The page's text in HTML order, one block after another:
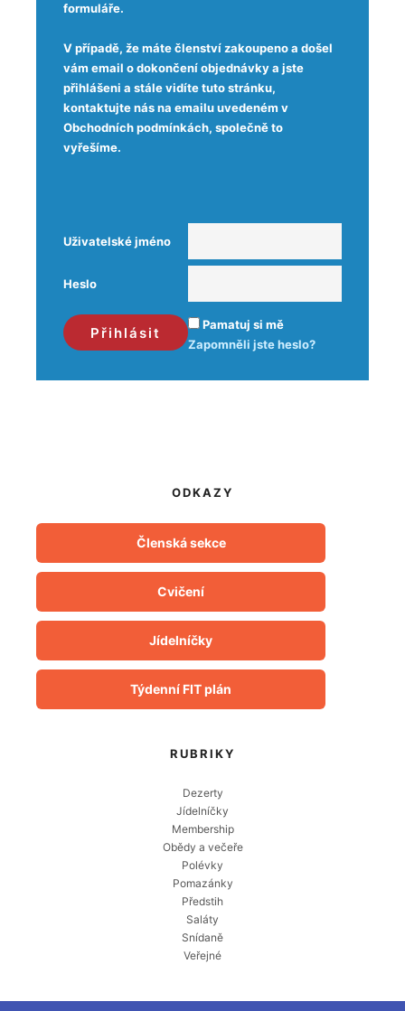
formuláře.
V případě, že máte členství zakoupeno a došel
vám email o dokončení objednávky a jste
přihlášeni a stále vidíte tuto stránku,
kontaktujte nás na emailu uvedeném v
Obchodních podmínkách, společně to
vyřešíme.
Uživatelské jméno
Heslo
Pamatuj si mě
Zapomněli jste heslo?
ODKAZY
Členská sekce
Cvičení
Jídelníčky
Týdenní FIT plán
RUBRIKY
Dezerty
Jídelníčky
Membership
Obědy a večeře
Polévky
Pomazánky
Předstih
Saláty
Snídaně
Veřejné